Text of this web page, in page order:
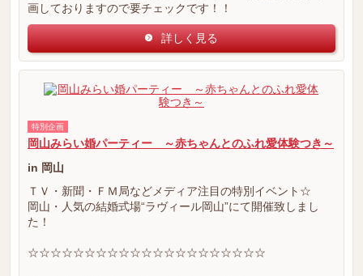
画しておりますので要チェックです！！
詳しく見る
特別企画
岡山みらい婚パーティー ～赤ちゃんとのふれ愛体験つき～
in 岡山
ＴＶ・新聞・ＦＭ局などメディア注目の特別イベント☆
岡山・人気の結婚式場“ラヴィール岡山”にて開催致しまし
た！
☆☆☆☆☆☆☆☆☆☆☆☆☆☆☆☆☆☆☆☆☆